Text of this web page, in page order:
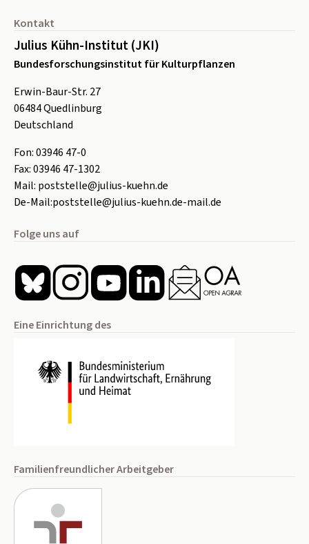
Kontakt
Julius Kühn-Institut (JKI)
Bundesforschungsinstitut für Kulturpflanzen
Erwin-Baur-Str. 27
06484Quedlinburg
Deutschland
Fon:03946 47-0
Fax:03946 47-1302
Mail: poststelle@julius-kuehn.de
De-Mail:poststelle@julius-kuehn.de-mail.de
Folge uns auf
Eine Einrichtung des
Familienfreundlicher Arbeitgeber